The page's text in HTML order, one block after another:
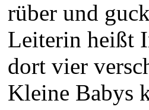
rüber und
Leiterin heißt
dort vier
Kleine Babys